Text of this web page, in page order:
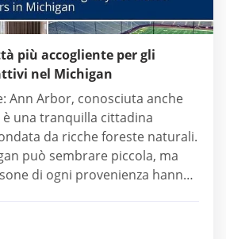
più accogliente per gli
nel Michigan
Ann Arbor, conosciuta anche
è una tranquilla cittadina
da ricche foreste naturali.
può sembrare piccola, ma
di ogni provenienza hanno
pubbliche, contribuisce
ricca e diversificata di